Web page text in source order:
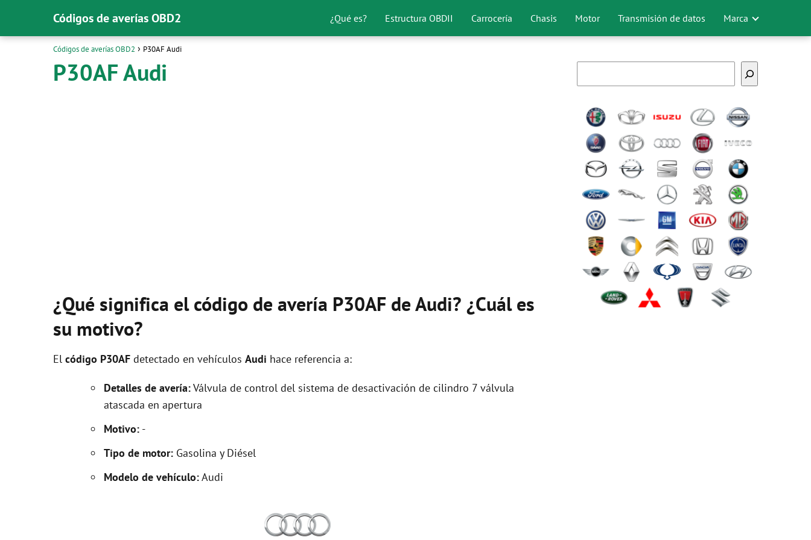
Códigos de averías OBD2 ¿Qué es? Estructura OBDII Carrocería Chasis Motor Transmisión de datos Marca
Códigos de averías OBD2 P30AF Audi
P30AF Audi
¿Qué significa el código de avería P30AF de Audi? ¿Cuál es
su motivo?
El código P30AF detectado en vehículos Audi hace referencia a:
Detalles de avería:Válvula de control del sistema de desactivación de cilindro 7 válvula
atascada en apertura
Motivo: -
Tipo de motor: Gasolina y Diésel
Modelo de vehículo:Audi